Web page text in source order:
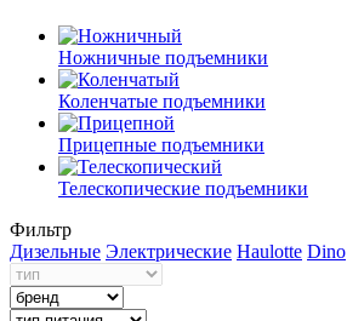
Ножничные подъемники
Коленчатые подъемники
Прицепные подъемники
Телескопические подъемники
Фильтр
Дизельные Электрические Haulotte Dino